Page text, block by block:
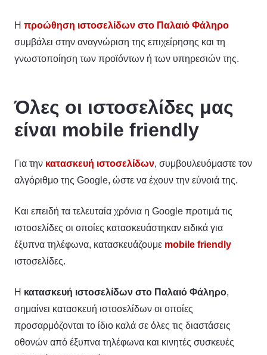
Η προώθηση ιστοσελίδων στο Παλαιό Φάληρο
συμβάλει στην αναγνώριση της επιχείρησης και τη
γνωστοποίηση των προϊόντων ή των υπηρεσιών της.
Όλες οι ιστοσελίδες μας
είναι mobile friendly
Για την κατασκευή ιστοσελίδων, συμβουλευόμαστε τον
αλγόριθμο της Google, ώστε να έχουν την εύνοιά της.
Και επειδή τα τελευταία χρόνια η Google προτιμά τις
ιστοσελίδες οι οποίες κατασκευάστηκαν ειδικά για
έξυπνα τηλέφωνα, κατασκευάζουμε mobile friendly
ιστοσελίδες.
Η κατασκευή ιστοσελίδων στο Παλαιό Φάληρο,
σημαίνει κατασκευή ιστοσελίδων οι οποίες
προσαρμόζονται το ίδιο καλά σε όλες τις διαστάσεις
οθονών από έξυπνα τηλέφωνα και κινητές συσκευές